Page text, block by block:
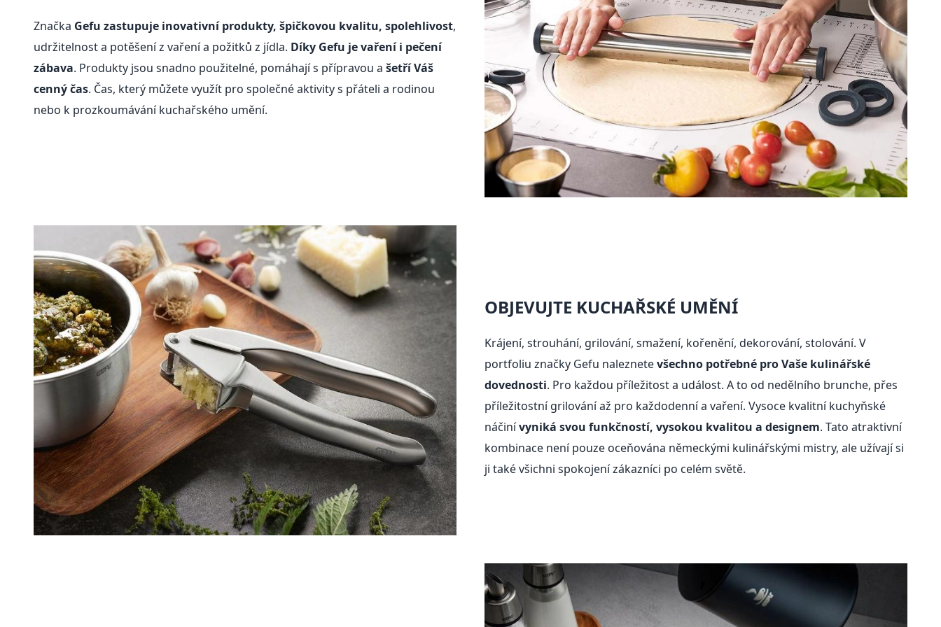
Značka Gefu zastupuje inovativní produkty, špičkovou kvalitu, spolehlivost,
udržitelnost a potěšení z vaření a požitků z jídla. Díky Gefu je vaření i pečení
zábava. Produkty jsou snadno použitelné, pomáhají s přípravou a šetří Váš
cenný čas. Čas, který můžete využít pro společné aktivity s přáteli a rodinou
nebo k prozkoumávání kuchařského umění.
OBJEVUJTE KUCHAŘSKÉ UMĚNÍ
Krájení, strouhání, grilování, smažení, kořenění, dekorování, stolování. V
portfoliu značky Gefu naleznetevšechno potřebné pro Vaše kulinářské
dovednosti. Pro každou příležitost a událost. A to od nedělního brunche, přes
příležitostní grilování až pro každodenní a vaření. Vysoce kvalitní kuchyňské
náčinívyniká svou funkčností, vysokou kvalitou a designem. Tato atraktivní
kombinace není pouze oceňována německými kulinářskými mistry, ale užívají si
ji také všichni spokojení zákazníci po celém světě.